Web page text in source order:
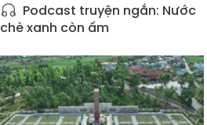
Podcast truyện ngắn: Nước
chè xanh còn ấm